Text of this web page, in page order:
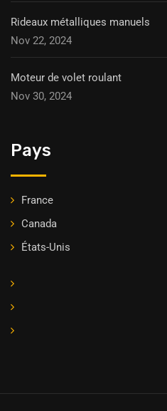
Rideaux métalliques manuels
Nov 22, 2024
Moteur de volet roulant
Nov 30, 2024
Pays
France
Canada
États-Unis